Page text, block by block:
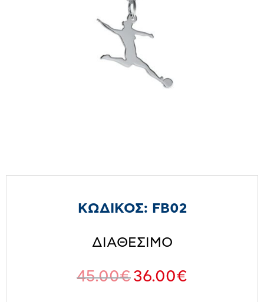
ΚΩΔΙΚΟΣ: FB02
ΔΙΑΘΕΣΙΜΟ
45.00€36.00€